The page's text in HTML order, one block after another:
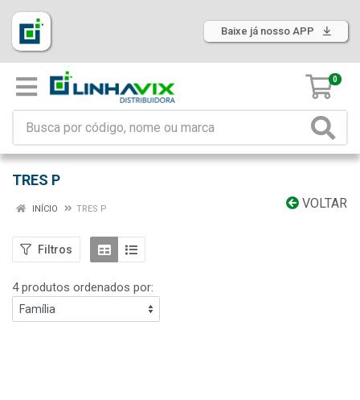
Baixe já nosso APP
0
TRES P
VOLTAR
INÍCIO TRES P
Filtros
4 produtos ordenados por: